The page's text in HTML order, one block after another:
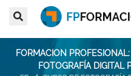
FORMACION
FOTOGRAFÍA DIGITAL